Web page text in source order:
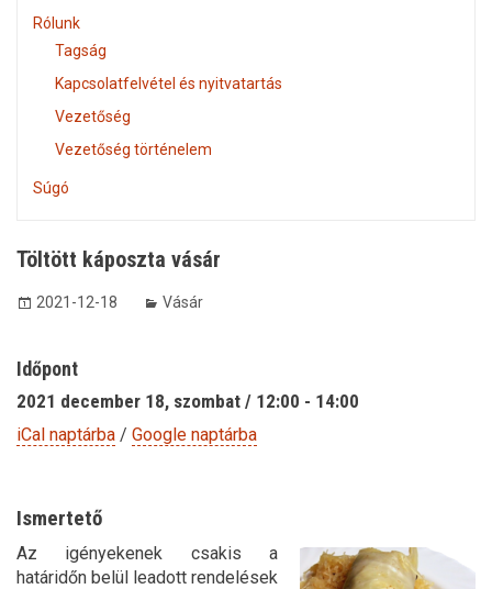
Rólunk
Tagság
Kapcsolatfelvétel és nyitvatartás
Vezetőség
Vezetőség történelem
Súgó
Töltött káposzta vásár
2021-12-18 Vásár
Időpont
2021 december 18, szombat / 12:00 - 14:00
iCal naptárba / Google naptárba
Ismertető
Az igényekenek csakis a
határidőn belül leadott rendelések